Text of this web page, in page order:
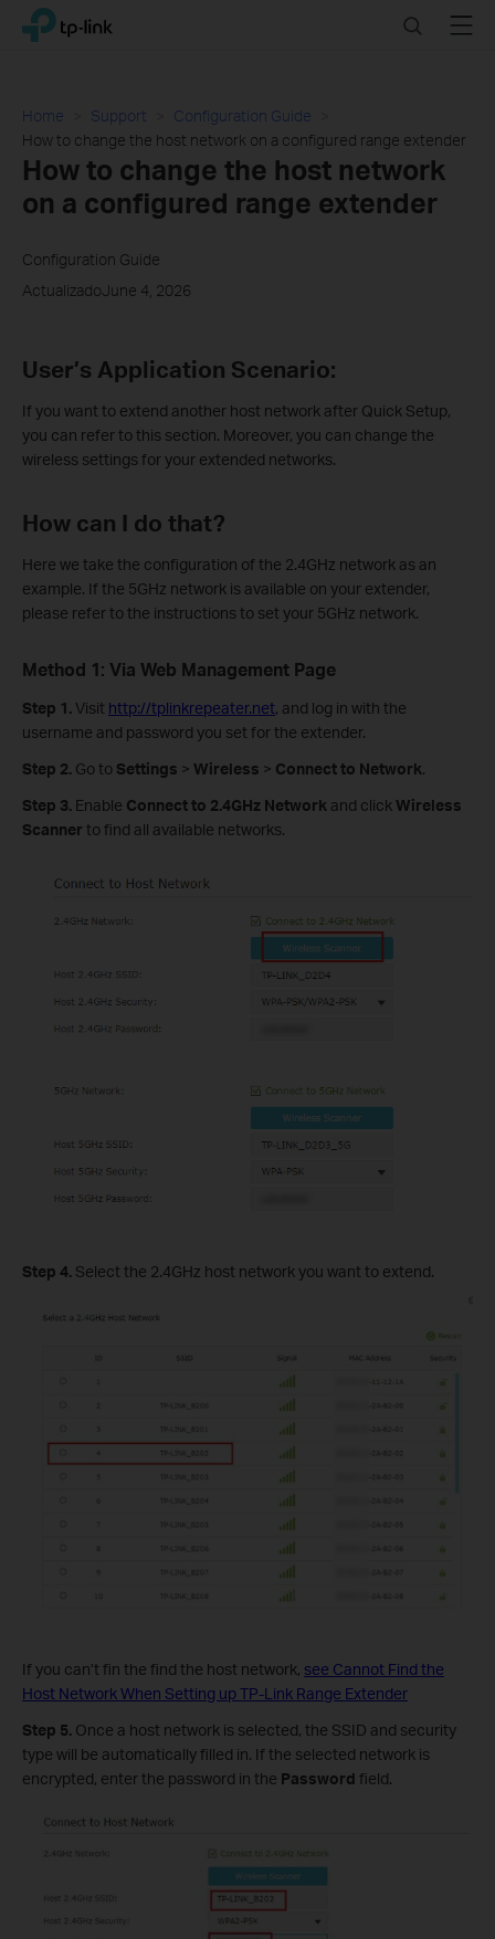
Click
navigation
TP-Link, Reliably Smart SearchMenu
Home Support
Configuration Guide
How to change the host network on a configured range extender
How to change the host network
on a configured range extender
Configuration Guide
ActualizadoJune 4, 2026
User’s Application Scenario:
If you want to extend another host network after Quick Setup,
you can refer to this section. Moreover, you can change the
wireless settings for your extended networks.
How can I do that?
Here we take the configuration of the 2.4GHz network as an
example. If the 5GHz network is available on your extender,
please refer to the instructions to set your 5GHz network.
Method 1: Via Web Management Page
Step 1.Visit http://tplinkrepeater.net, and log in with the
username and password you set for the extender.
Step 2. Go to Settings > Wireless > Connect to Network.
Step 3. Enable Connect to 2.4GHz Network and click Wireless
Scanner to find all available networks.
Step 4. Select the 2.4GHz host network you want to extend.
If you can’t fin the find the host network, see Cannot Find the
Host Network When Setting up TP-Link Range Extender
Step 5. Once a host network is selected, the SSID and security
type will be automatically filled in. If the selected network is
encrypted, enter the password in the Password field.